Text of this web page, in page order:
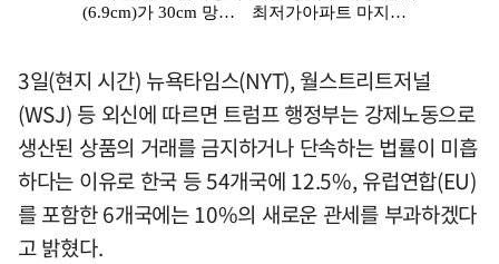
3일(현지 시간) 뉴욕타임스(NYT), 월스트리트저널
(WSJ) 등 외신에 따르면 트럼프 행정부는 강제노동으로
생산된 상품의 거래를 금지하거나 단속하는 법률이 미흡
하다는 이유로 한국 등 54개국에 12.5%, 유럽연합(EU)
를 포함한 6개국에는 10%의 새로운 관세를 부과하겠다
고 밝혔다.